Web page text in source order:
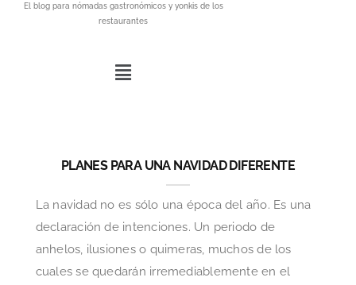
El blog para nómadas gastronómicos y yonkis de los
restaurantes
PLANES PARA UNA NAVIDAD DIFERENTE
La navidad no es sólo una época del año. Es una
declaración de intenciones. Un periodo de
anhelos, ilusiones o quimeras, muchos de los
cuales se quedarán irremediablemente en el